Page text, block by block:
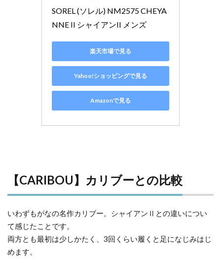
SOREL (ソレル) NM2575 CHEYA
NNE II シャイアンII メンズ
楽天市場で見る
Yahoo!ショッピングで見る
Amazonで見る
【CARIBOU】カリブーとの比較
いわずもがなの名作カリブー。シャイアンⅡとの違いについ
て感じたことです。
両方とも最初は少しかたく、3回くらい履くと足になじみはじ
めます。